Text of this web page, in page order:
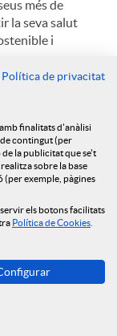
més de
la seva salut
i
i arriba a
Política de privacitat
finalitats d'anàlisi
contingut (per
la publicitat que se't
sobre la base
(per exemple, pàgines
els botons facilitats
Política de Cookies